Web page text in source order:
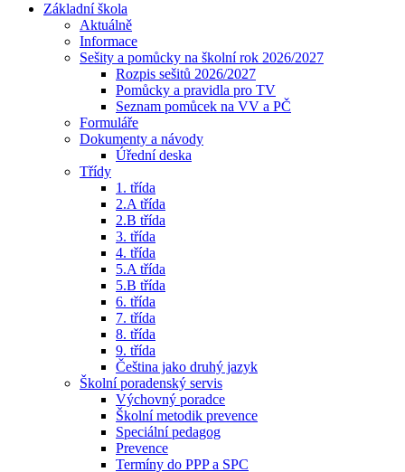
Základní škola
Aktuálně
Informace
Sešity a pomůcky na školní rok 2026/2027
Rozpis sešitů 2026/2027
Pomůcky a pravidla pro TV
Seznam pomůcek na VV a PČ
Formuláře
Dokumenty a návody
Úřední deska
Třídy
1. třída
2.A třída
2.B třída
3. třída
4. třída
5.A třída
5.B třída
6. třída
7. třída
8. třída
9. třída
Čeština jako druhý jazyk
Školní poradenský servis
Výchovný poradce
Školní metodik prevence
Speciální pedagog
Prevence
Termíny do PPP a SPC